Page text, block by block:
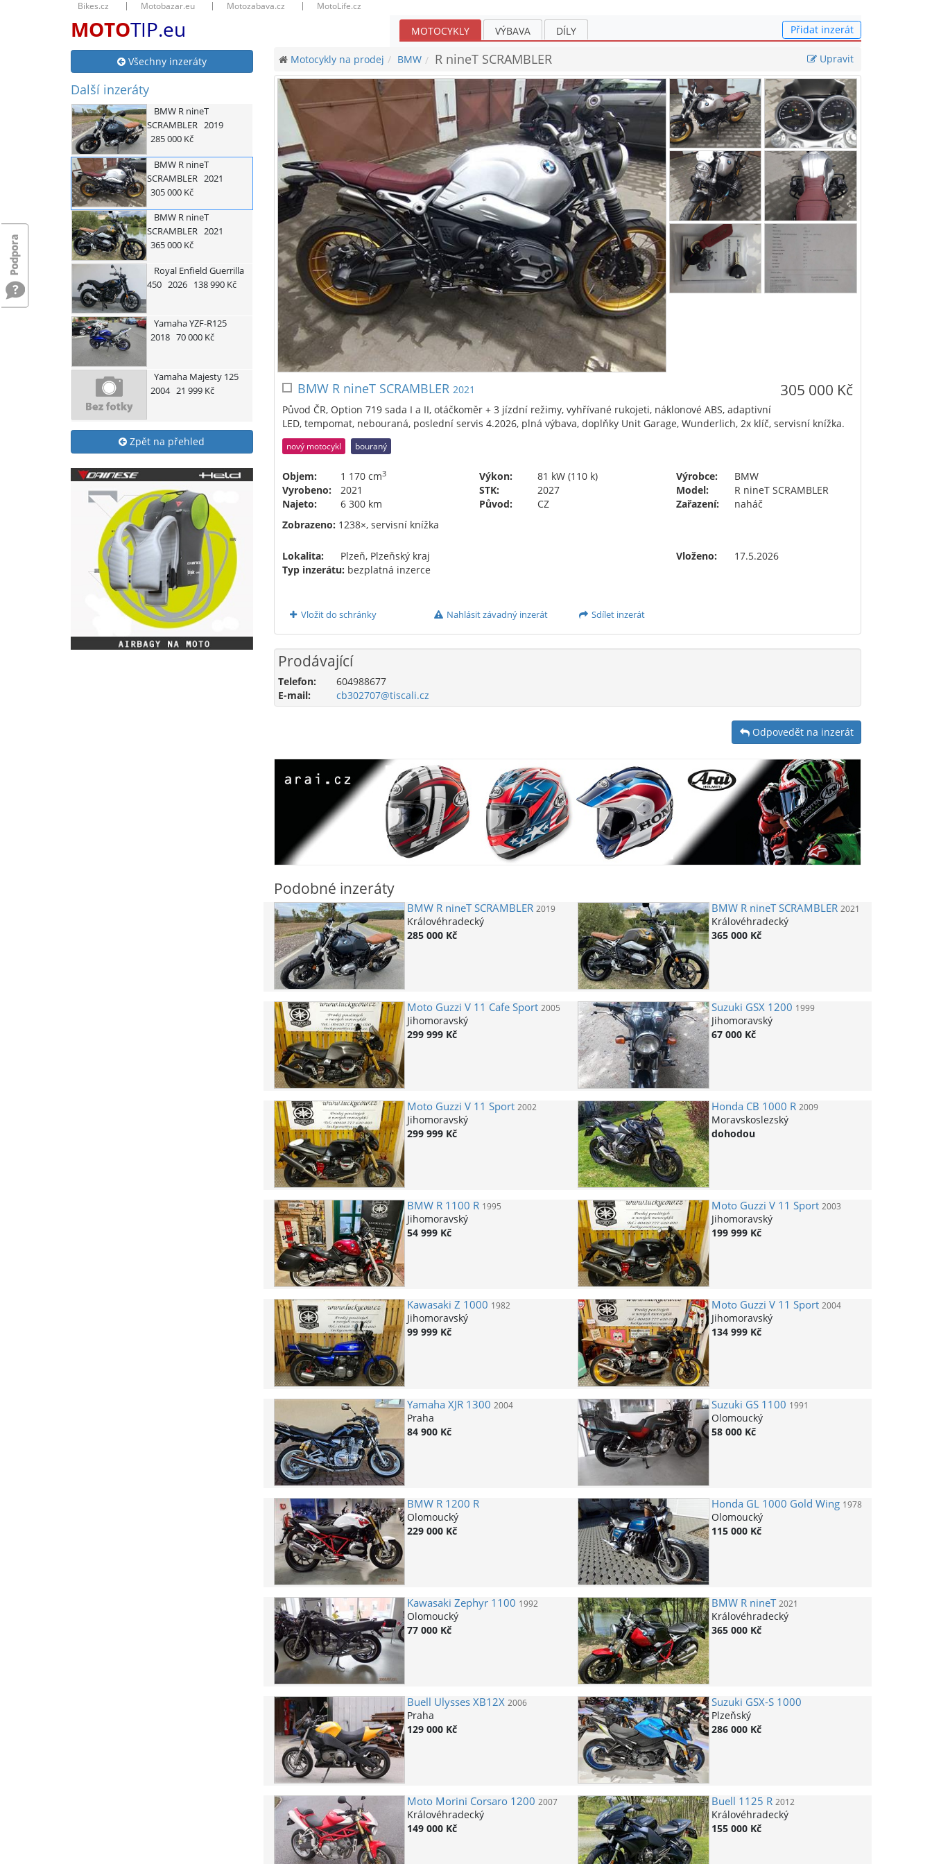
Bikes.cz Motobazar.eu Motozabava.cz MotoLife.cz
MOTOTIP.eu MOTOCYKLY VÝBAVA DÍLY Přidat inzerát
Všechny inzeráty
Další inzeráty
BMWR nineT
SCRAMBLER 2019
285 000 Kč
BMWR nineT
SCRAMBLER 2021
305 000 Kč
BMWR nineT
SCRAMBLER 2021
365 000 Kč
Royal Enfield Guerrilla
450 2026 138 990 Kč
YamahaYZF-R125
2018 70 000 Kč
YamahaMajesty 125
2004 21 999 Kč
Zpět na přehled
Upravit
Motocykly na prodej BMW R nineT SCRAMBLER
305 000 Kč
BMW R nineT SCRAMBLER 2021
Původ ČR, Option 719 sada I a II, otáčkoměr + 3 jízdní režimy, vyhřívané rukojeti, náklonové ABS, adaptivní
LED, tempomat, nebouraná, poslední servis 4.2026, plná výbava, doplňky Unit Garage, Wunderlich, 2x klíč, servisní knížka.
nový motocykl bouraný
Objem: 1 170 cm3
Vyrobeno:
2021
Najeto:
6 300 km
Výkon:
81 kW (110 k)
STK:
2027
Původ:
CZ
Výrobce:
BMW
Model:
R nineT SCRAMBLER
Zařazení:
naháč
Zobrazeno: 1238×, servisní knížka
Lokalita: Plzeň, Plzeňský kraj Vloženo:
17.5.2026
Typ inzerátu: bezplatná inzerce
Vložit do schránky Nahlásit závadný inzerát Sdílet inzerát
Prodávající
Telefon:
604988677
E-mail:
cb302707@tiscali.cz
Odpovedět na inzerát
Podobné inzeráty
BMW R nineT SCRAMBLER 2019
Královéhradecký
285 000 Kč
BMW R nineT SCRAMBLER 2021
Královéhradecký
365 000 Kč
Moto Guzzi V 11 Cafe Sport 2005
Jihomoravský
299 999 Kč
Suzuki GSX 1200 1999
Jihomoravský
67 000 Kč
Moto Guzzi V 11 Sport 2002
Jihomoravský
299 999 Kč
Honda CB 1000 R 2009
Moravskoslezský
dohodou
BMW R 1100 R 1995
Jihomoravský
54 999 Kč
Moto Guzzi V 11 Sport 2003
Jihomoravský
199 999 Kč
Kawasaki Z 1000 1982
Jihomoravský
99 999 Kč
Moto Guzzi V 11 Sport 2004
Jihomoravský
134 999 Kč
YamahaXJR 1300 2004
Praha
84 900 Kč
Suzuki GS 1100 1991
Olomoucký
58 000 Kč
BMW R 1200 R
Olomoucký
229 000 Kč
Honda GL 1000 Gold Wing 1978
Olomoucký
115 000 Kč
Kawasaki Zephyr 1100 1992
Olomoucký
77 000 Kč
BMW R nineT 2021
Královéhradecký
365 000 Kč
Buell Ulysses XB12X 2006
Praha
129 000 Kč
Suzuki GSX-S 1000
Plzeňský
286 000 Kč
Moto Morini Corsaro 1200 2007
Královéhradecký
149 000 Kč
Buell 1125 R 2012
Královéhradecký
155 000 Kč